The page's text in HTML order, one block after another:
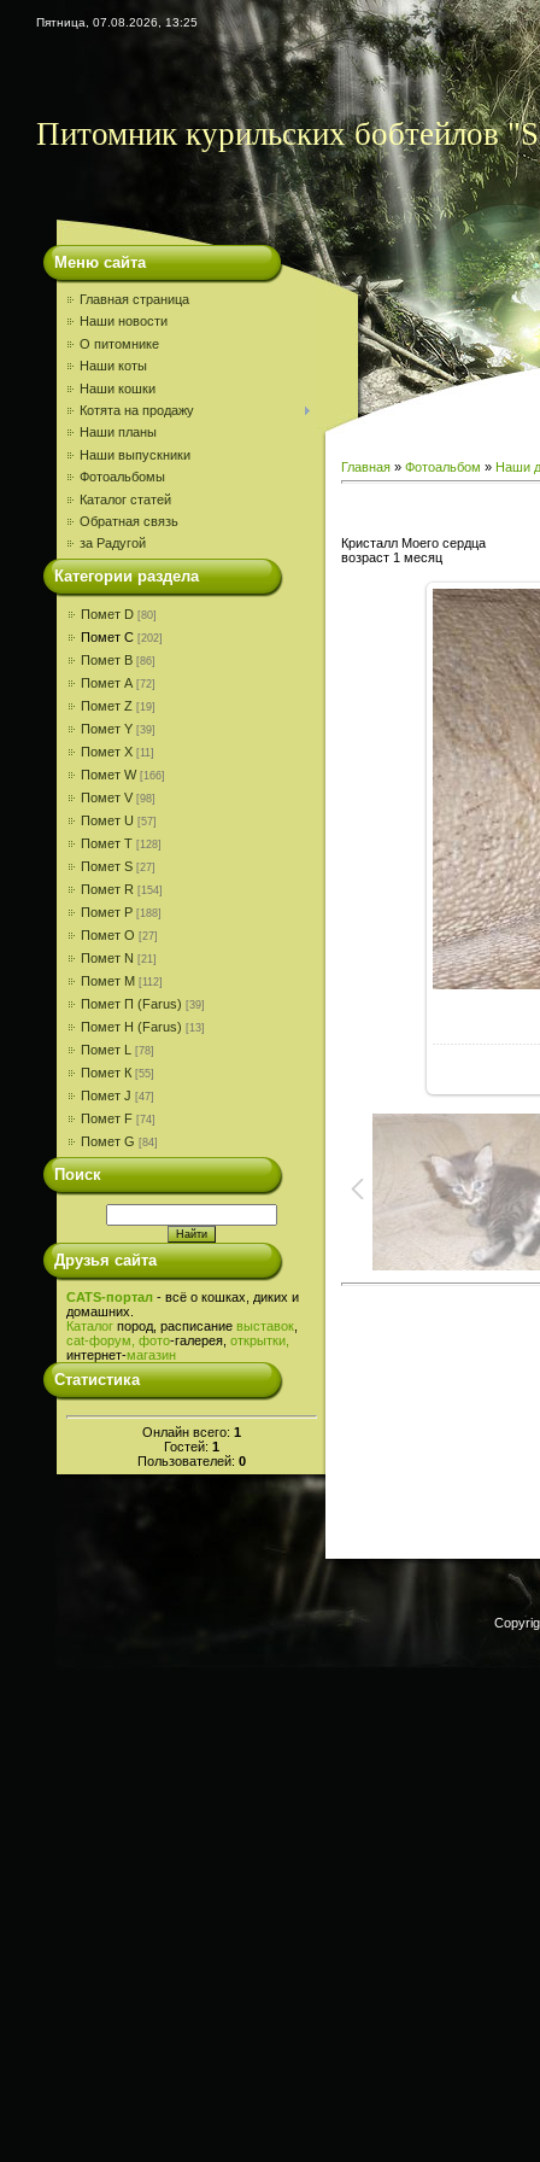
Пятница, 07.08.2026, 13:25
Питомник курильских бобтейлов
Меню сайта
Главная страница
Наши новости
О питомнике
Наши коты
Наши кошки
Котята на продажу
Наши планы
Наши выпускники
Фотоальбомы
Каталог статей
Обратная связь
за Радугой
Категории раздела
Помет D [80]
Помет С [202]
Помет В [86]
Помет A [72]
Помет Z [19]
Помет Y [39]
Помет X [11]
Помет W [166]
Помет V [98]
Помет U [57]
Помет T [128]
Помет S [27]
Помет R [154]
Помет P [188]
Помет О [27]
Помет N [21]
Помет M [112]
Помет П (Farus) [39]
Помет Н (Farus) [13]
Помет L [78]
Помет К [55]
Помет J [47]
Помет F [74]
Помет G [84]
Поиск
Друзья сайта
CATS-портал - всё о кошках, диких и
домашних.
Каталог пород, расписание выставок
cat-форум, фото-галерея, открытки,
интернет-магазин
Статистика
Онлайн всего: 1
Гостей: 1
Пользователей: 0
Главная » Фотоальбом » Наши
Кристалл Моего сердца
возраст 1 месяц